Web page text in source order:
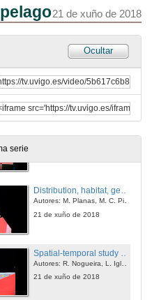
21 de xuño de 2018
Ocultar
serie
Autores: E.García-Mayoral, S. MohamedSantamaría, Á. Roura, L. GarcíaAlves, M. Gilcoto and Á. F. González
21 de xuño de 2018
Autores: E.García-Mayoral, S. MohamedSantamaría, Á. Roura, L. GarcíaAlves, M. Gilcoto and Á. F. González
Distribution, habitat, genetics and stable isotope signatures in syngnathid fishes from cíes archipelago
Autores: M. Planas, M. C. Piñeiro, A. Chamorro, I. Bárbara, C. Bouza, R. Barreiro, V. Ochoa, M. Vera, B.G. Pardo, I. Alejo, M.A. Nombela, M.E. García
21 de xuño de 2018
Autores: R. Nogueira, L. Iglesias, C. Piñeiro-Corbeira, A. Paltrinieri and M. Planas
21 de xuño de 2018